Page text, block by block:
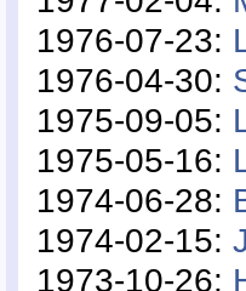
1976-07-23:
1976-04-30:
1975-09-05:
1975-05-16:
1974-06-28:
1974-02-15:
1973-10-26: